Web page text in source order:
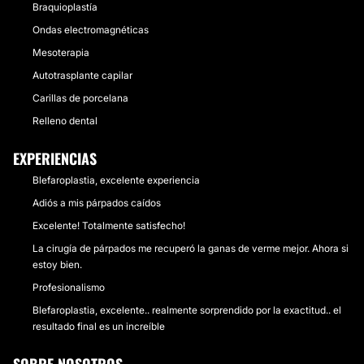
Braquioplastía
Ondas electromagnéticas
Mesoterapia
Autotrasplante capilar
Carillas de porcelana
Relleno dental
EXPERIENCIAS
Blefaroplastia, excelente experiencia
Adiós a mis párpados caídos
Excelente! Totalmente satisfecho!
La cirugía de párpados me recuperó la ganas de verme mejor. Ahora si
estoy bien.
Profesionalismo
Blefaroplastia, excelente.. realmente sorprendido por la exactitud.. el
resultado final es un increíble